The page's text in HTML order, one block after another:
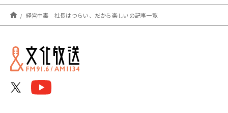
2024年06月
経営中毒 社長はつらい、だから楽しいの記事一覧